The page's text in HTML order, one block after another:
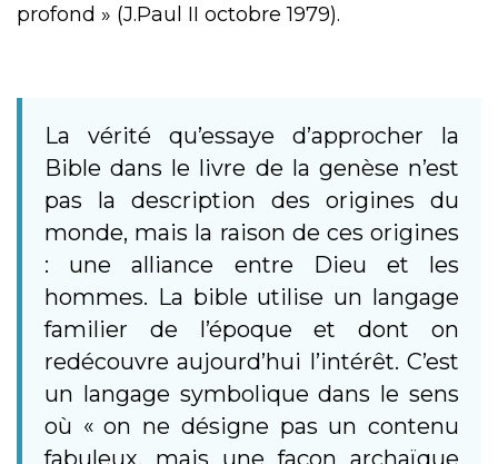
profond » (J.Paul II octobre 1979).
La vérité qu’essaye d’approcher la
Bible dans le livre de la genèse n’est
pas la description des origines du
monde, mais la raison de ces origines
: une alliance entre Dieu et les
hommes. La bible utilise un langage
familier de l’époque et dont on
redécouvre aujourd’hui l’intérêt. C’est
un langage symbolique dans le sens
où « on ne désigne pas un contenu
fabuleux, mais une façon archaïque